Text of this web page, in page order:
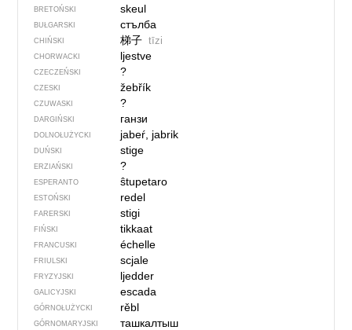
BRETOŃSKI skeul
BUŁGARSKI стълба
CHIŃSKI 梯子 tīzi
CHORWACKI ljestve
CZECZEŃSKI ?
CZESKI žebřík
CZUWASKI ?
DARGIŃSKI ганзи
DOLNOŁUŻYCKI jabeŕ, jabrik
DUŃSKI stige
ERZIAŃSKI ?
ESPERANTO ŝtupetaro
ESTOŃSKI redel
FARERSKI stigi
FIŃSKI tikkaat
FRANCUSKI échelle
FRIULSKI scjale
FRYZYJSKI ljedder
GALICYJSKI escada
GÓRNOŁUŻYCKI rěbl
GÓRNOMARYJSKI ташкалтыш